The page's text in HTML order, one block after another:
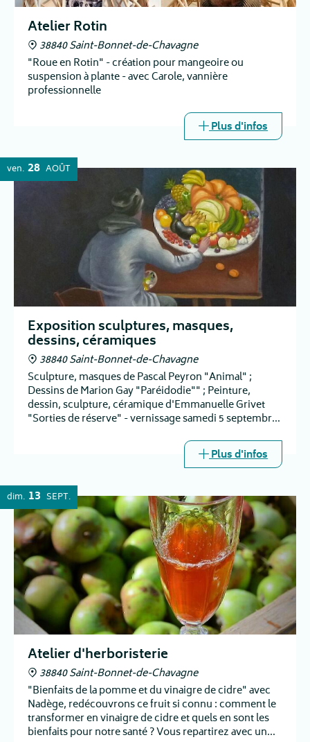
Atelier Rotin
38840 Saint-Bonnet-de-Chavagne
"Roue en Rotin" - création pour mangeoire ou
suspension à plante - avec Carole, vannière
professionnelle
Plus d'infos
ven. 28 AOÛT
Exposition sculptures, masques,
dessins, céramiques
38840 Saint-Bonnet-de-Chavagne
Sculpture, masques de Pascal Peyron "Animal" ;
Dessins de Marion Gay "Paréidodie"" ; Peinture,
dessin, sculpture, céramique d'Emmanuelle Grivet
"Sorties de réserve" - vernissage samedi 5 septembre
Plus d'infos
dim. 13 SEPT.
Atelier d'herboristerie
38840 Saint-Bonnet-de-Chavagne
"Bienfaits de la pomme et du vinaigre de cidre" avec
Nadège, redécouvrons ce fruit si connu : comment le
transformer en vinaigre de cidre et quels en sont les
bienfaits pour notre santé ? Vous repartirez avec un